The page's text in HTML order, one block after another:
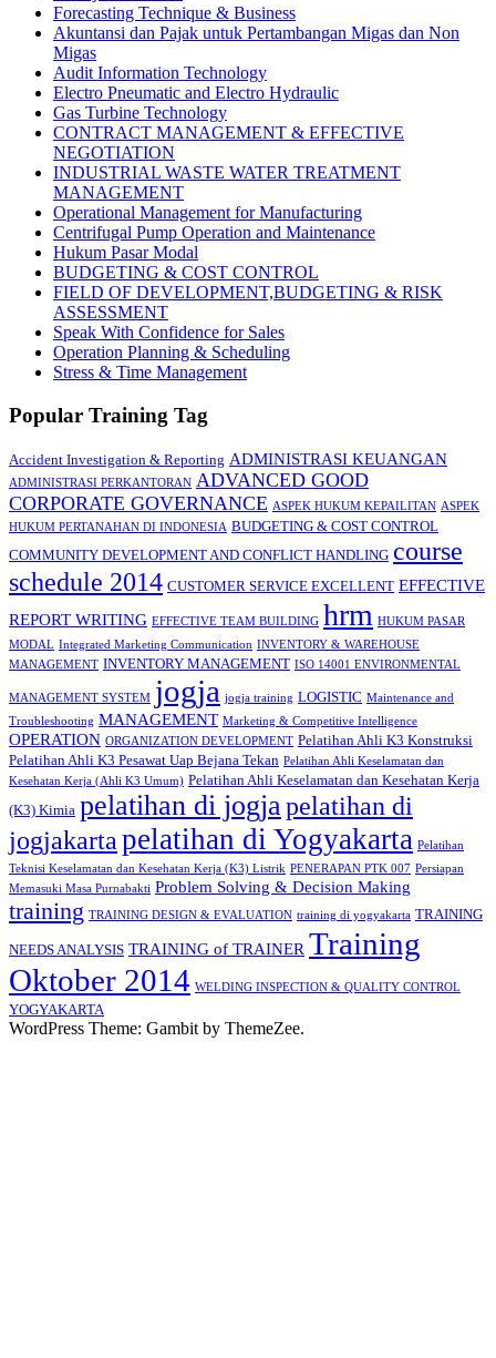
Forecasting Technique & Business
Akuntansi dan Pajak untuk Pertambangan Migas dan Non
Migas
Audit Information Technology
Electro Pneumatic and Electro Hydraulic
Gas Turbine Technology
CONTRACT MANAGEMENT & EFFECTIVE
NEGOTIATION
INDUSTRIAL WASTE WATER TREATMENT
MANAGEMENT
Operational Management for Manufacturing
Centrifugal Pump Operation and Maintenance
Hukum Pasar Modal
BUDGETING & COST CONTROL
FIELD OF DEVELOPMENT,BUDGETING & RISK
ASSESSMENT
Speak With Confidence for Sales
Operation Planning & Scheduling
Stress & Time Management
Popular Training Tag
Accident Investigation & Reporting ADMINISTRASI KEUANGAN
ADMINISTRASI PERKANTORAN ADVANCED GOOD
CORPORATE GOVERNANCE ASPEK HUKUM KEPAILITAN ASPEK
HUKUM PERTANAHAN DI INDONESIA BUDGETING & COST CONTROL
COMMUNITY DEVELOPMENT AND CONFLICT HANDLING course
schedule 2014 CUSTOMER SERVICE EXCELLENT EFFECTIVE
REPORT WRITING EFFECTIVE TEAM BUILDING hrm HUKUM PASAR
MODAL Integrated Marketing Communication INVENTORY & WAREHOUSE
MANAGEMENT INVENTORY MANAGEMENT ISO 14001 ENVIRONMENTAL
MANAGEMENT SYSTEM jogja jogja training LOGISTIC Maintenance and
Troubleshooting MANAGEMENT Marketing & Competitive Intelligence
OPERATION ORGANIZATION DEVELOPMENT Pelatihan Ahli K3 Konstruksi
Pelatihan Ahli K3 Pesawat Uap Bejana Tekan Pelatihan Ahli Keselamatan dan
Kesehatan Kerja (Ahli K3 Umum) Pelatihan Ahli Keselamatan dan Kesehatan Kerja
(K3) Kimia pelatihan di jogjapelatihan di
jogjakarta pelatihan di Yogyakarta Pelatihan
Teknisi Keselamatan dan Kesehatan Kerja (K3) Listrik PENERAPAN PTK 007 Persiapan
Memasuki Masa Purnabakti Problem Solving & Decision Making
training TRAINING DESIGN & EVALUATION training di yogyakarta TRAINING
NEEDS ANALYSIS TRAINING of TRAINER Training
Oktober 2014 WELDING INSPECTION & QUALITY CONTROL
YOGYAKARTA
WordPress Theme: Gambit by ThemeZee.